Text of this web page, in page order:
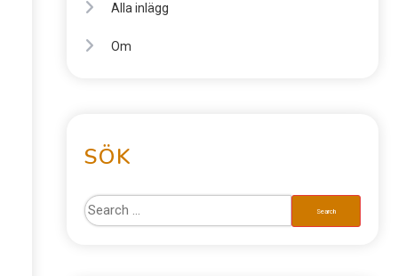
Alla inlägg
Om
SÖK